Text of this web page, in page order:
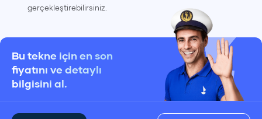
gerçekleştirebilirsiniz.
Bu tekne için en son
fiyatını ve detaylı
bilgisini al.